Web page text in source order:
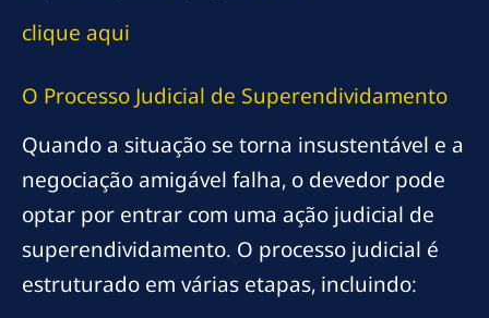
clique aqui
O Processo Judicial de Superendividamento
Quando a situação se torna insustentável e a
negociação amigável falha, o devedor pode
optar por entrar com uma ação judicial de
superendividamento. O processo judicial é
estruturado em várias etapas, incluindo: